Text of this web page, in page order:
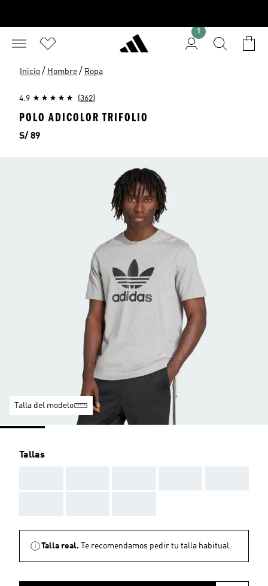
1
Inicio / Hombre / Ropa
4.9 (362)
POLO ADICOLOR TRIFOLIO
Precio
S/ 89
Talla del modelo
Tallas
Talla real. Te recomendamos pedir tu talla habitual.